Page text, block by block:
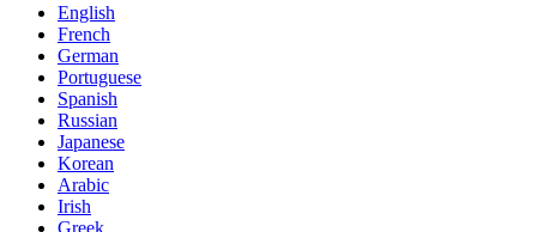
English
French
German
Portuguese
Spanish
Russian
Japanese
Korean
Arabic
Irish
Greek